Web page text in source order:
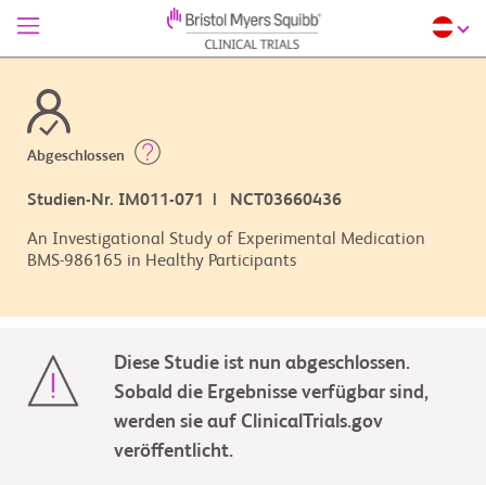
Abgeschlossen
Studien-Nr. IM011-071 | NCT03660436
An Investigational Study of Experimental Medication
BMS-986165 in Healthy Participants
Diese Studie ist nun abgeschlossen.
Sobald die Ergebnisse verfügbar sind,
werden sie auf ClinicalTrials.gov
veröffentlicht.